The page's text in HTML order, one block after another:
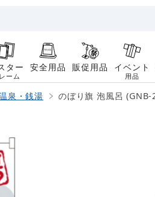
ター
ーム
安全用品 販促用品 イベント
用品
泉・銭湯 のぼり旗 泡風呂 (GNB-